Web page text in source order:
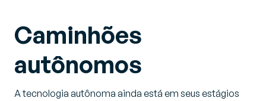
Caminhões
autônomos
A tecnologia autônoma ainda está em seus estágios